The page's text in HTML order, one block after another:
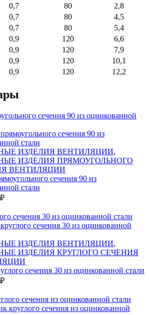
0,7 80
2,8
0,7 80
4,5
0,7 80
5,4
0,9 120
6,6
0,9 120
7,9
0,9 120
10,1
0,9 120 12,2
ИЗДЕЛИЯ ВЕНТИЛЯЦИИ,
ИЗДЕЛИЯ ПРЯМОУГОЛЬНОГО
ВЕНТИЛЯЦИИ
сечения 90 из
стали
₽
ИЗДЕЛИЯ ВЕНТИЛЯЦИИ,
ИЗДЕЛИЯ КРУГЛОГО СЕЧЕНИЯ
сечения 30 из оцинкованной стали
₽